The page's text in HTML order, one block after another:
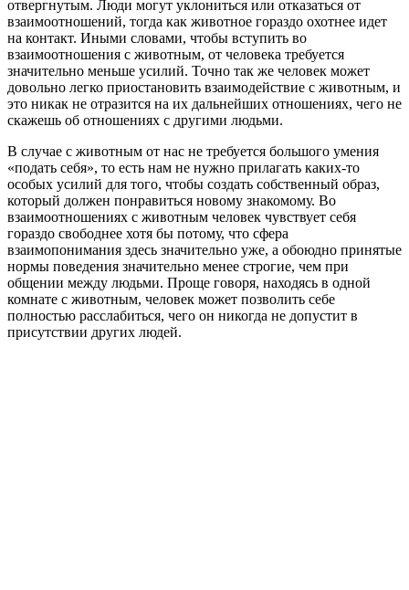
отвергнутым. Люди могут уклониться или отказаться от
взаимоотношений, тогда как животное гораздо охотнее идет
на контакт. Иными словами, чтобы вступить во
взаимоотношения с животным, от человека требуется
значительно меньше усилий. Точно так же человек может
довольно легко приостановить взаимодействие с животным, и
это никак не отразится на их дальнейших отношениях, чего не
скажешь об отношениях с другими людьми.
В случае с животным от нас не требуется большого умения
«подать себя», то есть нам не нужно прилагать каких-то
особых усилий для того, чтобы создать собственный образ,
который должен понравиться новому знакомому. Во
взаимоотношениях с животным человек чувствует себя
гораздо свободнее хотя бы потому, что сфера
взаимопонимания здесь значительно уже, а обоюдно принятые
нормы поведения значительно менее строгие, чем при
общении между людьми. Проще говоря, находясь в одной
комнате с животным, человек может позволить себе
полностью расслабиться, чего он никогда не допустит в
присутствии других людей.